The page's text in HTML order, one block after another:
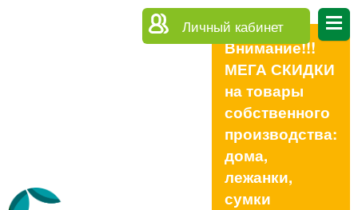
Личный кабинет
Внимание!!!
МЕГА СКИДКИ
на товары
собственного
производства:
дома,
лежанки,
сумки